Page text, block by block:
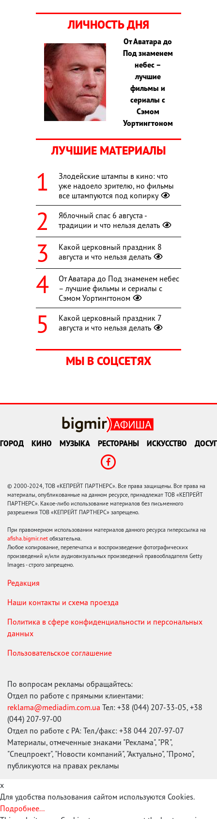
ЛИЧНОСТЬ ДНЯ
От Аватара до
Под знаменем
небес –
лучшие
фильмы и
сериалы с
Сэмом
Уортингтоном
ЛУЧШИЕ МАТЕРИАЛЫ
Злодейские штампы в кино: что
уже надоело зрителю, но фильмы
все штампуются под копирку
Яблочный спас 6 августа -
традиции и что нельзя делать
Какой церковный праздник 8
августа и что нельзя делать
От Аватара до Под знаменем небес
– лучшие фильмы и сериалы с
Сэмом Уортингтоном
Какой церковный праздник 7
августа и что нельзя делать
МЫ В СОЦСЕТЯХ
ГОРОД КИНО МУЗЫКА РЕСТОРАНЫ ИСКУССТВО ДОСУГ
© 2000-2024, ТОВ «КЕПРЕЙТ ПАРТНЕРС». Все права защищены. Все права на
материалы, опубликованные на данном ресурсе, принадлежат ТОВ «КЕПРЕЙТ
ПАРТНЕРС». Какое-либо использование материалов без письменного
разрешения ТОВ «КЕПРЕЙТ ПАРТНЕРС» запрещено.
При правомерном использовании материалов данного ресурса гиперссылка на
afisha.bigmir.net обязательна.
Любое копирование, перепечатка и воспроизведение фотографических
произведений и/или аудиовизуальных произведений правообладателя Getty
Images - строго запрещено.
Редакция
Наши контакты и схема проезда
Политика в сфере конфиденциальности и персональных
данных
Пользовательское соглашение
По вопросам рекламы обращайтесь:
Отдел по работе с прямыми клиентами:
reklama@mediadim.com.ua Тел: +38 (044) 207-33-05, +38
(044) 207-97-00
Отдел по работе с РА: Тел./факс: +38 044 207-97-07
Материалы, отмеченные знаками "Реклама", "PR",
"Спецпроект", "Новости компаний", "Актуально", "Промо",
публикуются на правах рекламы
x
Для удобства пользования сайтом используются Cookies.
Подробнее...